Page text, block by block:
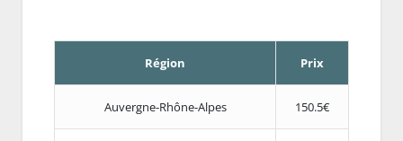
Région Prix
Auvergne-Rhône-Alpes 150.5€